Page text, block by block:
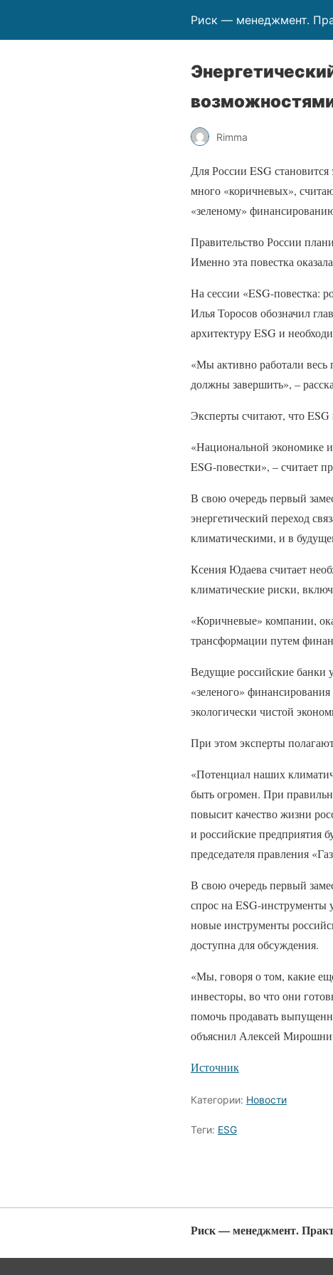
Риск — менеджмент.
Rimma
Для России ESG
много «коричневых»,
«зеленому»
Правительство России
Именно эта повестка
На сессии «ESG-повестка:
Илья Торосов обозначил
архитектуру ESG и
«Мы активно работали весь
должны завершить», –
Эксперты считают, что
«Национальной экономике
ESG-повестки», – считает
В свою очередь первый
энергетический переход
климатическими, и в
Ксения Юдаева считает
климатические риски,
«Коричневые» компании,
трансформации путем
Ведущие российские банки
«зеленого»
экологически чистой
При этом эксперты
«Потенциал наших
быть огромен. При
повысит качество жизни
и российские предприятия
председателя правления
В свою очередь первый
спрос на ESG-инструменты
новые инструменты
доступна для обсуждения.
«Мы, говоря о том, какие
инвесторы, во что они
помочь продавать
объяснил Алексей
Источник
Категории: Новости
Теги: ESG
Риск — менеджмент.